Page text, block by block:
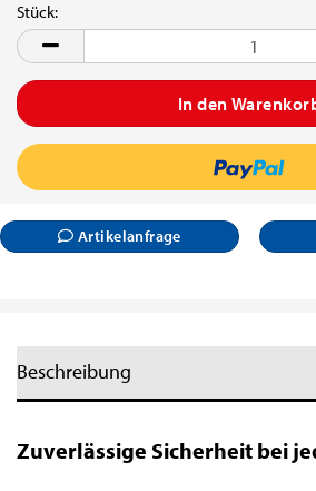
Stück:
Stück
Artikelanfrage
Beschreibung
Zuverlässige Sicherheit bei